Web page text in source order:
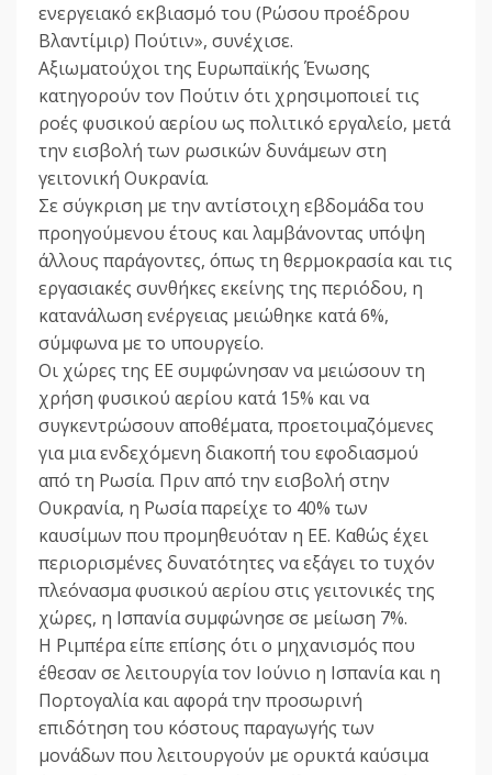
ενεργειακό εκβιασμό του (Ρώσου προέδρου
Βλαντίμιρ) Πούτιν», συνέχισε.
Αξιωματούχοι της Ευρωπαϊκής Ένωσης
κατηγορούν τον Πούτιν ότι χρησιμοποιεί τις
ροές φυσικού αερίου ως πολιτικό εργαλείο, μετά
την εισβολή των ρωσικών δυνάμεων στη
γειτονική Ουκρανία.
Σε σύγκριση με την αντίστοιχη εβδομάδα του
προηγούμενου έτους και λαμβάνοντας υπόψη
άλλους παράγοντες, όπως τη θερμοκρασία και τις
εργασιακές συνθήκες εκείνης της περιόδου, η
κατανάλωση ενέργειας μειώθηκε κατά 6%,
σύμφωνα με το υπουργείο.
Οι χώρες της ΕΕ συμφώνησαν να μειώσουν τη
χρήση φυσικού αερίου κατά 15% και να
συγκεντρώσουν αποθέματα, προετοιμαζόμενες
για μια ενδεχόμενη διακοπή του εφοδιασμού
από τη Ρωσία. Πριν από την εισβολή στην
Ουκρανία, η Ρωσία παρείχε το 40% των
καυσίμων που προμηθευόταν η ΕΕ. Καθώς έχει
περιορισμένες δυνατότητες να εξάγει το τυχόν
πλεόνασμα φυσικού αερίου στις γειτονικές της
χώρες, η Ισπανία συμφώνησε σε μείωση 7%.
Η Ριμπέρα είπε επίσης ότι ο μηχανισμός που
έθεσαν σε λειτουργία τον Ιούνιο η Ισπανία και η
Πορτογαλία και αφορά την προσωρινή
επιδότηση του κόστους παραγωγής των
μονάδων που λειτουργούν με ορυκτά καύσιμα